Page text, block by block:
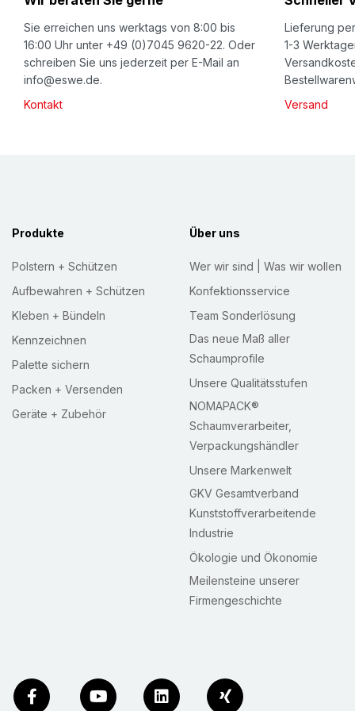
e
w
s
Sie erreichen uns werktags von 8:00 bis
16:00 Uhr unter +49 (0)7045 9620-22. Oder
schreiben Sie uns jederzeit per E-Mail an
info@eswe.de.
Kontakt
Lieferung
1-3
Versand
Produkte
Polstern + Schützen
Aufbewahren + Schützen
Kleben + Bündeln
Kennzeichnen
Palette sichern
Packen + Versenden
Geräte + Zubehör
Über uns
Wer wir sind | Was wir wollen
Konfektionsservice
Team Sonderlösung
Das neue Maß aller
Schaumprofile
Unsere Qualitätsstufen
NOMAPACK®
Schaumverarbeiter,
Verpackungshändler
Unsere Markenwelt
GKV Gesamtverband
Kunststoffverarbeitende
Industrie
Ökologie und Ökonomie
Meilensteine unserer
Firmengeschichte